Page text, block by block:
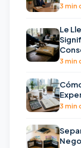
3 min
Le
3 min
3 min